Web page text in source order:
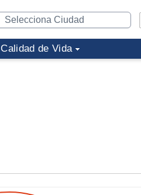
Calidad de Vida